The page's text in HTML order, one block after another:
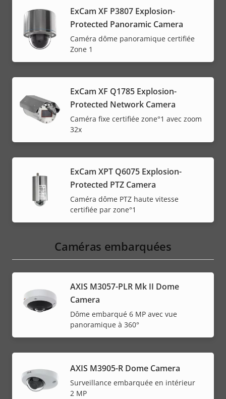
ExCam XF P3807 Explosion-
Protected Panoramic Camera
Caméra dôme panoramique certifiée
Zone 1
ExCam XF Q1785 Explosion-
Protected Network Camera
Caméra fixe certifiée zone°1 avec zoom
32x
ExCam XPT Q6075 Explosion-
Protected PTZ Camera
Caméra dôme PTZ haute vitesse
certifiée par zone°1
Caméras embarquées
AXIS M3057-PLR Mk II Dome
Camera
Dôme embarqué 6 MP avec vue
panoramique à 360°
AXIS M3905-R Dome Camera
Surveillance embarquée en intérieur
2 MP